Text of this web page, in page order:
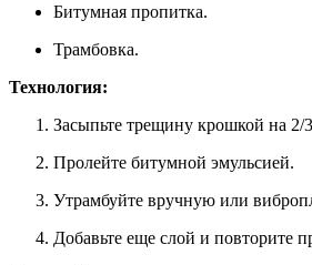
Битумная пропитка.
Трамбовка.
Технология:
Засыпьте трещину крошкой на 2/
Пролейте битумной эмульсией.
Утрамбуйте вручную или
Добавьте еще слой и повторите